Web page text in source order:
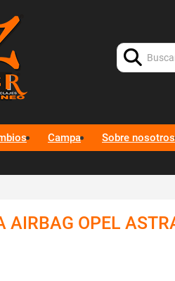
Buscar:
Campa Sobre nosotros
AIRBAG OPEL